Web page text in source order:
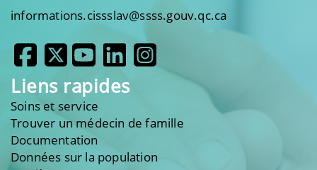
informations.cissslav@ssss.gouv.qc.ca
Liens rapides
Soins et service
Trouver un médecin de famille
Documentation
Données sur la population